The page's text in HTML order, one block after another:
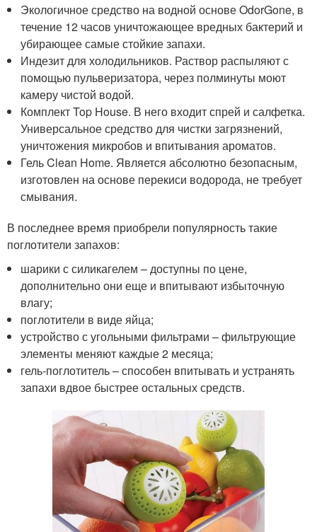
Экологичное средство на водной основе OdorGone, в
течение 12 часов уничтожающее вредных бактерий и
убирающее самые стойкие запахи.
Индезит для холодильников. Раствор распыляют с
помощью пульверизатора, через полминуты моют
камеру чистой водой.
Комплект Top House. В него входит спрей и салфетка.
Универсальное средство для чистки загрязнений,
уничтожения микробов и впитывания ароматов.
Гель Clean Home. Является абсолютно безопасным,
изготовлен на основе перекиси водорода, не требует
смывания.
В последнее время приобрели популярность такие
поглотители запахов:
шарики с силикагелем – доступны по цене,
дополнительно они еще и впитывают избыточную
влагу;
поглотители в виде яйца;
устройство с угольными фильтрами – фильтрующие
элементы меняют каждые 2 месяца;
гель-поглотитель – способен впитывать и устранять
запахи вдвое быстрее остальных средств.